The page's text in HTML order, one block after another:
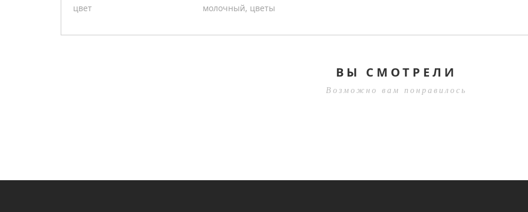
цвет
молочный, цветы
ВЫ СМОТРЕЛИ
Возможно вам понравилось